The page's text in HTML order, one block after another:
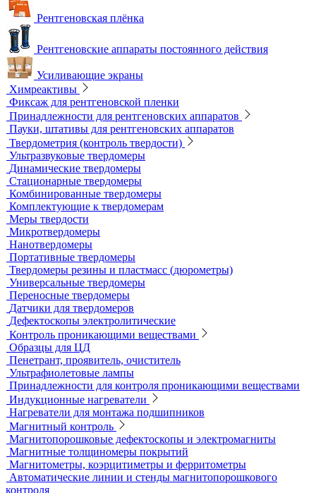
Принадлежности для рентгенографии
Гибкие кассеты для рентгеновской пленки
Литеры маркировочные
Магнитные держатели для рентгеновской пленки
Маркировочные знаки для радиографического контроля
Проволочные эталоны чувствительности
Универсальный шаблон радиографа
Эталоны чувствительности канавочные (ЭЧК)
Резаки
Рентгеновская плёнка
Рентгеновские аппараты постоянного действия
Усиливающие экраны
Химреактивы
Фиксаж для рентгеновской пленки
Принадлежности для рентгеновских аппаратов
Пауки, штативы для рентгеновских аппаратов
Твердометрия (контроль твердости)
Ультразвуковые твердомеры
Динамические твердомеры
Стационарные твердомеры
Комбинированные твердомеры
Комплектующие к твердомерам
Меры твердости
Микротвердомеры
Нанотвердомеры
Портативные твердомеры
Твердомеры резины и пластмасс (дюрометры)
Универсальные твердомеры
Переносные твердомеры
Датчики для твердомеров
Дефектоскопы электролитические